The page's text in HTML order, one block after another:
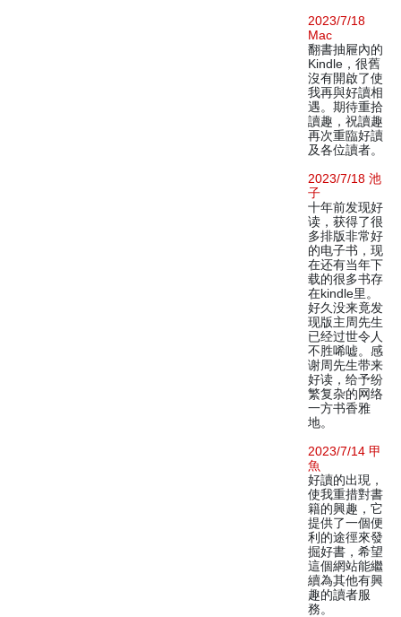
2023/7/18
Mac
翻書抽屜內的
Kindle，很舊
沒有開啟了使
我再與好讀相
遇。期待重拾
讀趣，祝讀趣
再次重臨好讀
及各位讀者。
2023/7/18 池
子
十年前发现好
读，获得了很
多排版非常好
的电子书，现
在还有当年下
载的很多书存
在kindle里。
好久没来竟发
现版主周先生
已经过世令人
不胜唏嘘。感
谢周先生带来
好读，给予纷
繁复杂的网络
一方书香雅
地。
2023/7/14 甲
魚
好讀的出現，
使我重措對書
籍的興趣，它
提供了一個便
利的途徑來發
掘好書，希望
這個網站能繼
續為其他有興
趣的讀者服
務。